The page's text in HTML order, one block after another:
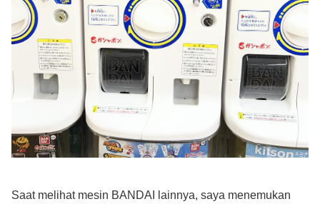
Saat melihat mesin BANDAI lainnya, saya menemukan